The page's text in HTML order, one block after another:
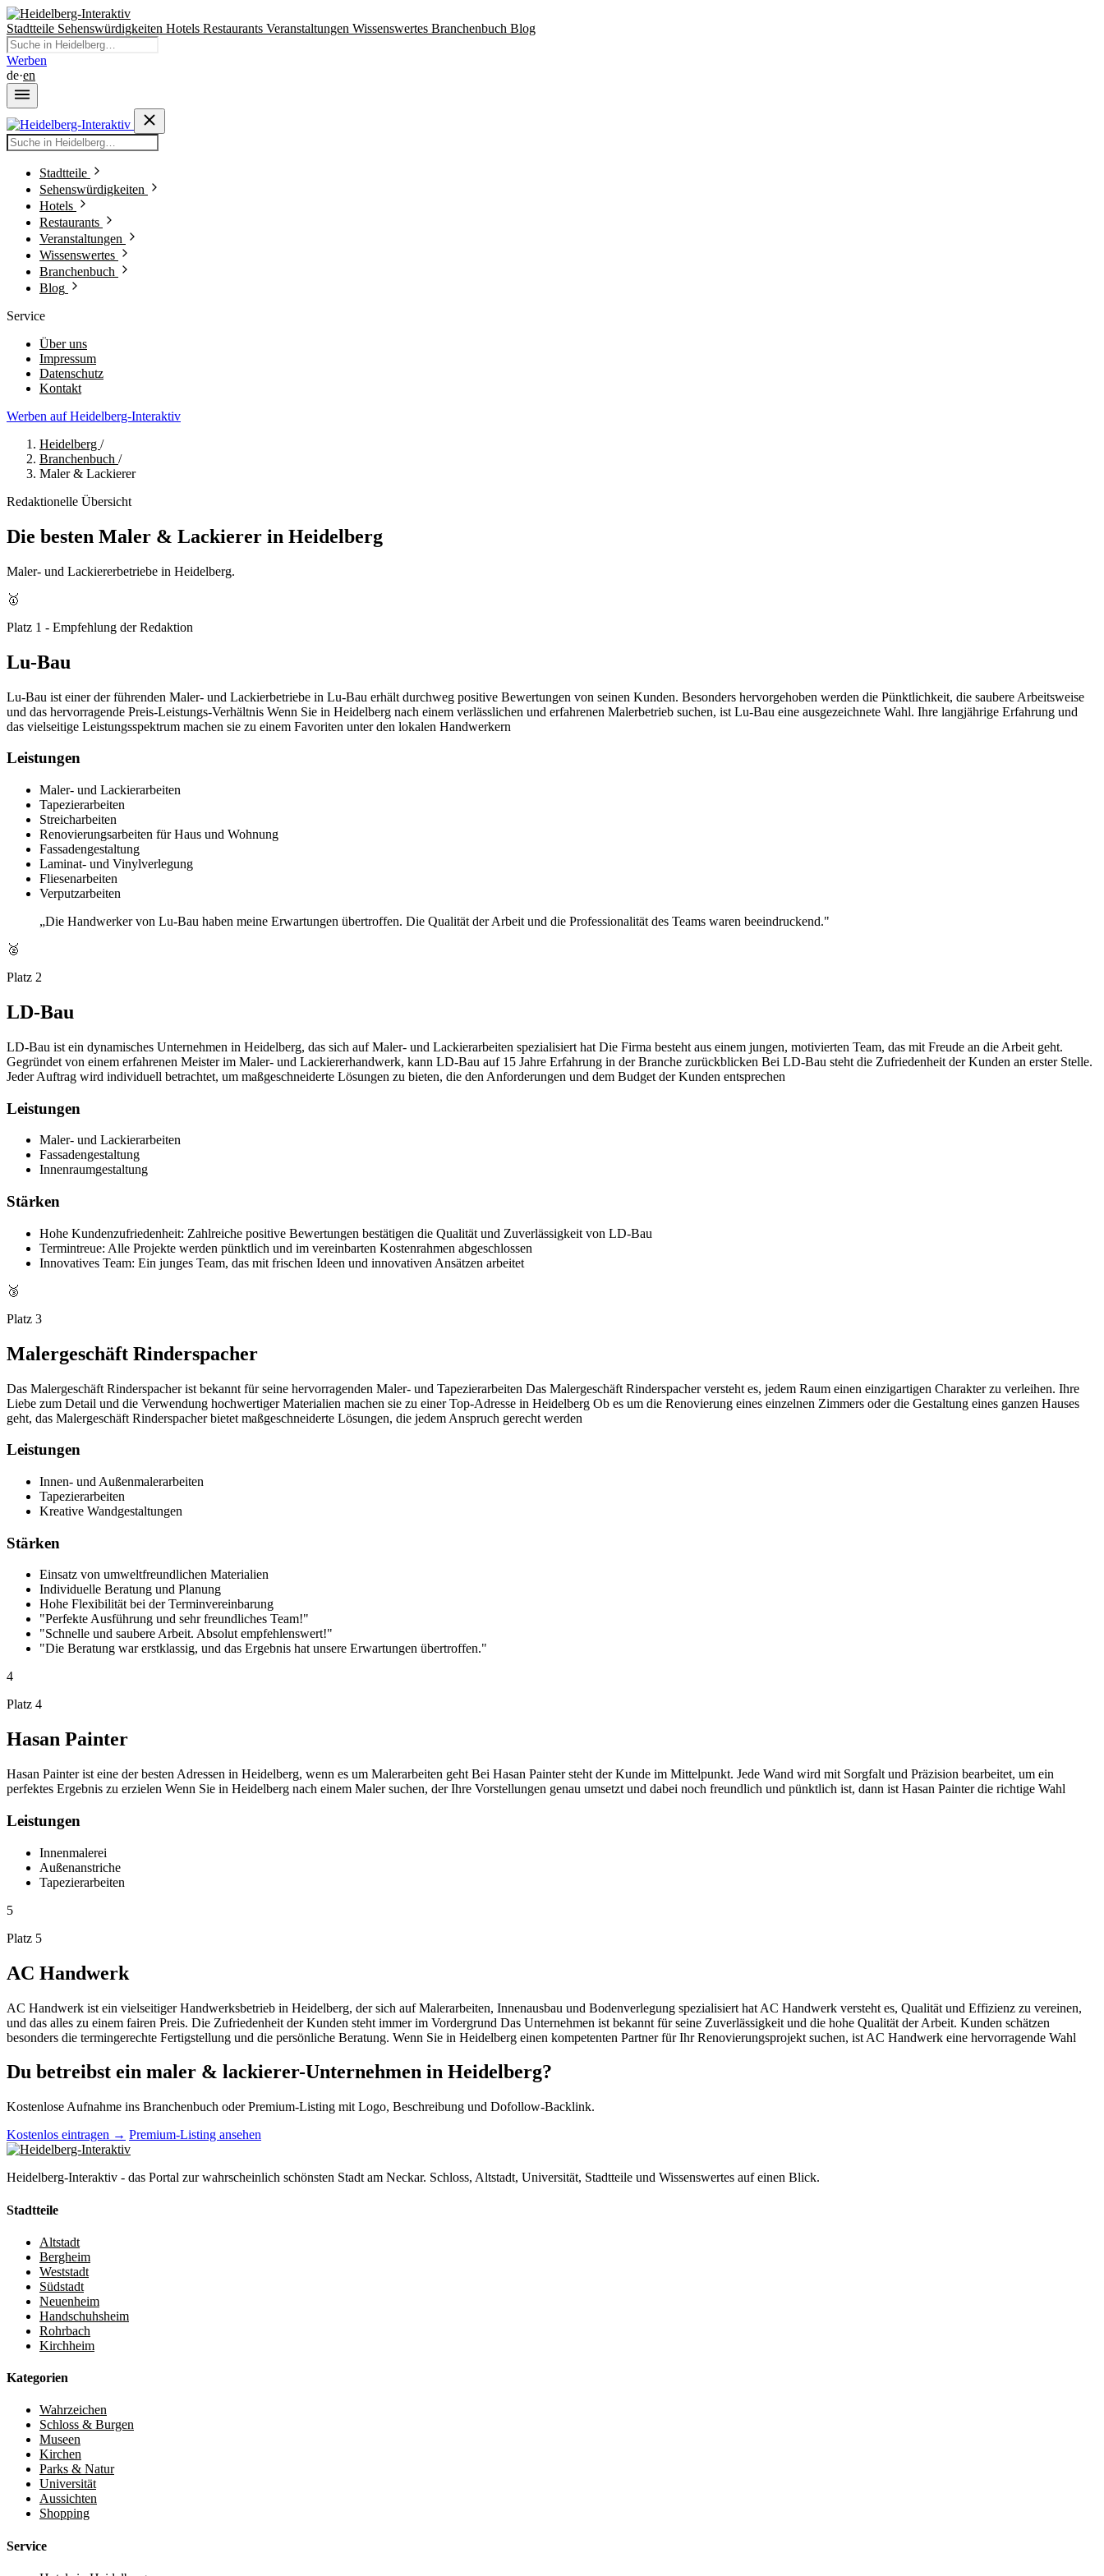
Stadtteile Sehenswürdigkeiten Hotels Restaurants Veranstaltungen Wissenswertes Branchenbuch Blog
Werben
de·en
Stadtteile
Sehenswürdigkeiten
Hotels
Restaurants
Veranstaltungen
Wissenswertes
Branchenbuch
Blog
Service
Über uns
Impressum
Datenschutz
Kontakt
Werben auf Heidelberg-Interaktiv
Heidelberg /
Branchenbuch /
Maler & Lackierer
Redaktionelle Übersicht
Die besten Maler & Lackierer in Heidelberg
Maler- und Lackiererbetriebe in Heidelberg.
🥇
Platz 1 - Empfehlung der Redaktion
Lu-Bau
Lu-Bau ist einer der führenden Maler- und Lackierbetriebe in Lu-Bau erhält durchweg positive Bewertungen von seinen Kunden. Besonders hervorgehoben werden die Pünktlichkeit, die saubere Arbeitsweise
und das hervorragende Preis-Leistungs-Verhältnis Wenn Sie in Heidelberg nach einem verlässlichen und erfahrenen Malerbetrieb suchen, ist Lu-Bau eine ausgezeichnete Wahl. Ihre langjährige Erfahrung und
das vielseitige Leistungsspektrum machen sie zu einem Favoriten unter den lokalen Handwerkern
Leistungen
Maler- und Lackierarbeiten
Tapezierarbeiten
Streicharbeiten
Renovierungsarbeiten für Haus und Wohnung
Fassadengestaltung
Laminat- und Vinylverlegung
Fliesenarbeiten
Verputzarbeiten
„Die Handwerker von Lu-Bau haben meine Erwartungen übertroffen. Die Qualität der Arbeit und die Professionalität des Teams waren beeindruckend."
🥈
Platz 2
LD-Bau
LD-Bau ist ein dynamisches Unternehmen in Heidelberg, das sich auf Maler- und Lackierarbeiten spezialisiert hat Die Firma besteht aus einem jungen, motivierten Team, das mit Freude an die Arbeit geht.
Gegründet von einem erfahrenen Meister im Maler- und Lackiererhandwerk, kann LD-Bau auf 15 Jahre Erfahrung in der Branche zurückblicken Bei LD-Bau steht die Zufriedenheit der Kunden an erster Stelle.
Jeder Auftrag wird individuell betrachtet, um maßgeschneiderte Lösungen zu bieten, die den Anforderungen und dem Budget der Kunden entsprechen
Leistungen
Maler- und Lackierarbeiten
Fassadengestaltung
Innenraumgestaltung
Stärken
Hohe Kundenzufriedenheit: Zahlreiche positive Bewertungen bestätigen die Qualität und Zuverlässigkeit von LD-Bau
Termintreue: Alle Projekte werden pünktlich und im vereinbarten Kostenrahmen abgeschlossen
Innovatives Team: Ein junges Team, das mit frischen Ideen und innovativen Ansätzen arbeitet
🥉
Platz 3
Malergeschäft Rinderspacher
Das Malergeschäft Rinderspacher ist bekannt für seine hervorragenden Maler- und Tapezierarbeiten Das Malergeschäft Rinderspacher versteht es, jedem Raum einen einzigartigen Charakter zu verleihen. Ihre
Liebe zum Detail und die Verwendung hochwertiger Materialien machen sie zu einer Top-Adresse in Heidelberg Ob es um die Renovierung eines einzelnen Zimmers oder die Gestaltung eines ganzen Hauses
geht, das Malergeschäft Rinderspacher bietet maßgeschneiderte Lösungen, die jedem Anspruch gerecht werden
Leistungen
Innen- und Außenmalerarbeiten
Tapezierarbeiten
Kreative Wandgestaltungen
Stärken
Einsatz von umweltfreundlichen Materialien
Individuelle Beratung und Planung
Hohe Flexibilität bei der Terminvereinbarung
"Perfekte Ausführung und sehr freundliches Team!"
"Schnelle und saubere Arbeit. Absolut empfehlenswert!"
"Die Beratung war erstklassig, und das Ergebnis hat unsere Erwartungen übertroffen."
4
Platz 4
Hasan Painter
Hasan Painter ist eine der besten Adressen in Heidelberg, wenn es um Malerarbeiten geht Bei Hasan Painter steht der Kunde im Mittelpunkt. Jede Wand wird mit Sorgfalt und Präzision bearbeitet, um ein
perfektes Ergebnis zu erzielen Wenn Sie in Heidelberg nach einem Maler suchen, der Ihre Vorstellungen genau umsetzt und dabei noch freundlich und pünktlich ist, dann ist Hasan Painter die richtige Wahl
Leistungen
Innenmalerei
Außenanstriche
Tapezierarbeiten
5
Platz 5
AC Handwerk
AC Handwerk ist ein vielseitiger Handwerksbetrieb in Heidelberg, der sich auf Malerarbeiten, Innenausbau und Bodenverlegung spezialisiert hat AC Handwerk versteht es, Qualität und Effizienz zu vereinen,
und das alles zu einem fairen Preis. Die Zufriedenheit der Kunden steht immer im Vordergrund Das Unternehmen ist bekannt für seine Zuverlässigkeit und die hohe Qualität der Arbeit. Kunden schätzen
besonders die termingerechte Fertigstellung und die persönliche Beratung. Wenn Sie in Heidelberg einen kompetenten Partner für Ihr Renovierungsprojekt suchen, ist AC Handwerk eine hervorragende Wahl
Du betreibst ein maler & lackierer-Unternehmen in Heidelberg?
Kostenlose Aufnahme ins Branchenbuch oder Premium-Listing mit Logo, Beschreibung und Dofollow-Backlink.
Kostenlos eintragen → Premium-Listing ansehen
Heidelberg-Interaktiv - das Portal zur wahrscheinlich schönsten Stadt am Neckar. Schloss, Altstadt, Universität, Stadtteile und Wissenswertes auf einen Blick.
Stadtteile
Altstadt
Bergheim
Weststadt
Südstadt
Neuenheim
Handschuhsheim
Rohrbach
Kirchheim
Kategorien
Wahrzeichen
Schloss & Burgen
Museen
Kirchen
Parks & Natur
Universität
Aussichten
Shopping
Service